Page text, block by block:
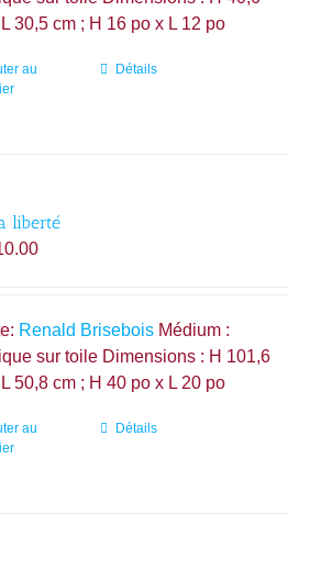
30,5 cm ; H 16 po x L 12 po
au
Détails
liberté
Renald Brisebois Médium :
sur toile Dimensions : H 101,6
50,8 cm ; H 40 po x L 20 po
au
Détails